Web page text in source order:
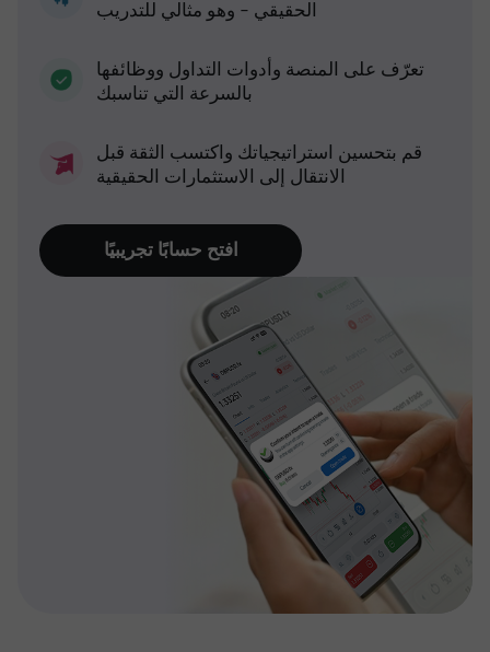
الحقيقي - وهو مثالي للتدريب
تعرّف على المنصة وأدوات التداول ووظائفها
بالسرعة التي تناسبك
قم بتحسين استراتيجياتك واكتسب الثقة قبل
الانتقال إلى الاستثمارات الحقيقية
افتح حسابًا تجريبيًا